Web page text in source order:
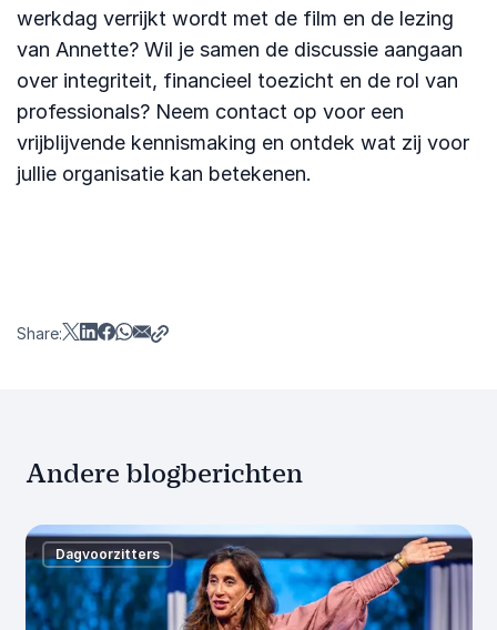
werkdag verrijkt wordt met de film en de lezing
van Annette? Wil je samen de discussie aangaan
over integriteit, financieel toezicht en de rol van
professionals? Neem contact op voor een
vrijblijvende kennismaking en ontdek wat zij voor
jullie organisatie kan betekenen.
Share:
Andere blogberichten
Dagvoorzitters